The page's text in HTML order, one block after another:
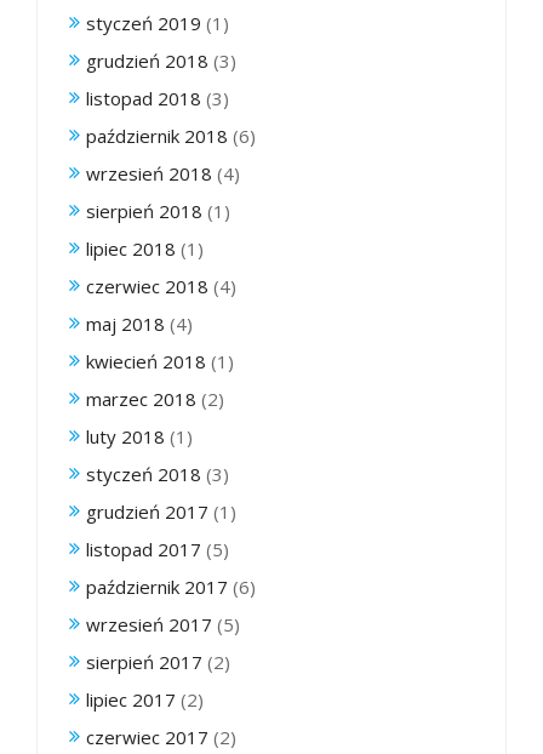
styczeń 2019 (1)
grudzień 2018 (3)
listopad 2018 (3)
październik 2018 (6)
wrzesień 2018 (4)
sierpień 2018 (1)
lipiec 2018 (1)
czerwiec 2018 (4)
maj 2018 (4)
kwiecień 2018 (1)
marzec 2018 (2)
luty 2018 (1)
styczeń 2018 (3)
grudzień 2017 (1)
listopad 2017 (5)
październik 2017 (6)
wrzesień 2017 (5)
sierpień 2017 (2)
lipiec 2017 (2)
czerwiec 2017 (2)